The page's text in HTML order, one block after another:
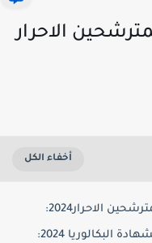
الاحرار
الاحرار2024:
2024: